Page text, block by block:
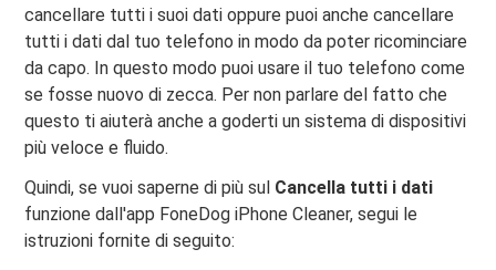
cancellare tutti i suoi dati oppure puoi anche cancellare
tutti i dati dal tuo telefono in modo da poter ricominciare
da capo. In questo modo puoi usare il tuo telefono come
se fosse nuovo di zecca. Per non parlare del fatto che
questo ti aiuterà anche a goderti un sistema di dispositivi
più veloce e fluido.
Quindi, se vuoi saperne di più sul Cancella tutti i dati
funzione dall'app FoneDog iPhone Cleaner, segui le
istruzioni fornite di seguito: